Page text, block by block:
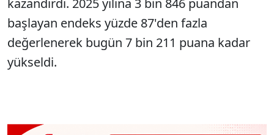
kazandırdı. 2025 yılına 3 bin 846 puandan
başlayan endeks yüzde 87'den fazla
değerlenerek bugün 7 bin 211 puana kadar
yükseldi.